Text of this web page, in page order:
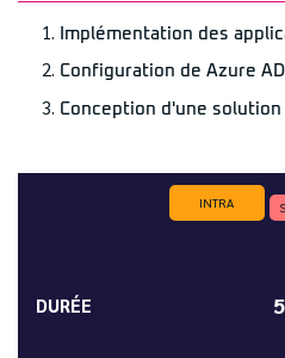
Implémentation des
Configuration de Azure
Conception d'une
INTRA
DURÉE